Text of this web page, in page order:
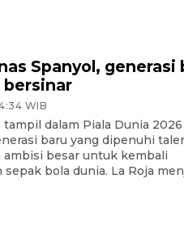
Spanyol, generasi
bersinar
WIB
tampil dalam Piala Dunia
baru yang dipenuhi
ambisi besar untuk kembali
bola dunia. La Roja